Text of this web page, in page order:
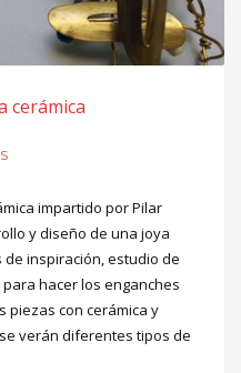
cerámica
impartido por Pilar
y diseño de una joya
inspiración, estudio de
hacer los enganches
piezas con cerámica y
verán diferentes tipos de